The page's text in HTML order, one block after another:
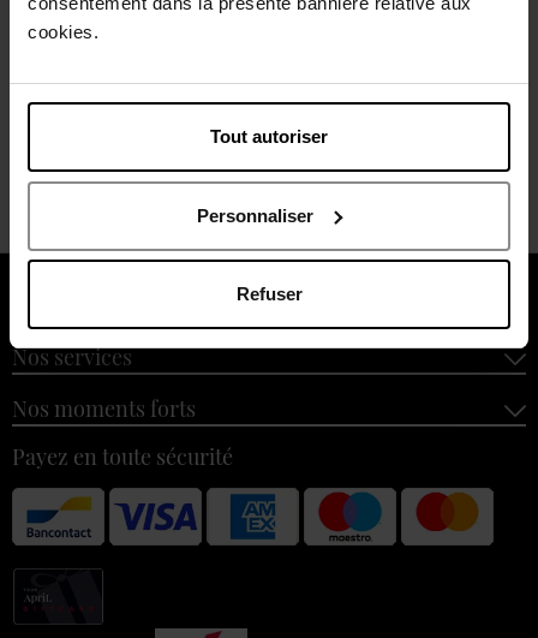
cookies.
Tout autoriser
Personnaliser
Refuser
ELIXIR REVITALISANT NUIT
POLAIRE
Soin nuit
Nos services
Nos moments forts
Payez en toute sécurité